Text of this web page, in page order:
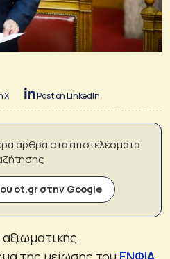
X Post on LinkedIn
άρθρα στα αποτελέσματα
ot.gr στην Google